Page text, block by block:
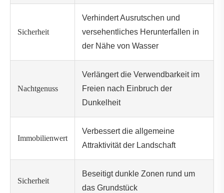
Sicherheit
Verhindert Ausrutschen und
versehentliches Herunterfallen in
der Nähe von Wasser
Nachtgenuss
Verlängert die Verwendbarkeit im
Freien nach Einbruch der
Dunkelheit
Immobilienwert
Verbessert die allgemeine
Attraktivität der Landschaft
Sicherheit
Beseitigt dunkle Zonen rund um
das Grundstück